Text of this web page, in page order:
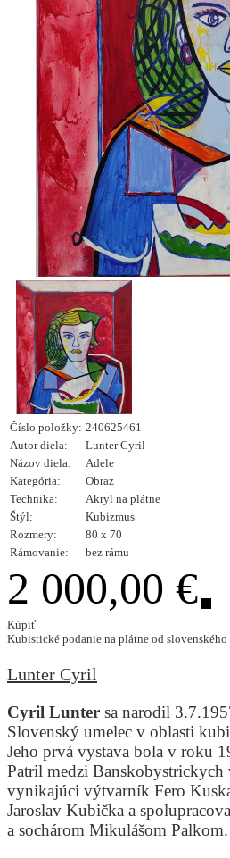
Číslo položky: 240625461
Autor diela:
Lunter Cyril
Názov diela:
Adele
Kategória:
Obraz
Technika:
Akryl na plátne
Štýl:
Kubizmus
Rozmery:
80 x 70
Rámovanie:
bez rámu
2 000,00 €
Kúpiť
Kubistické podanie na plátne od slovenského
Lunter Cyril
Cyril Lunter sa narodil
Slovenský umelec v oblasti
Jeho prvá vystava bola v roku
Patril medzi
vynikajúci výtvarník Fero
Jaroslav Kubička a
a sochárom Mikulášom Palkom.